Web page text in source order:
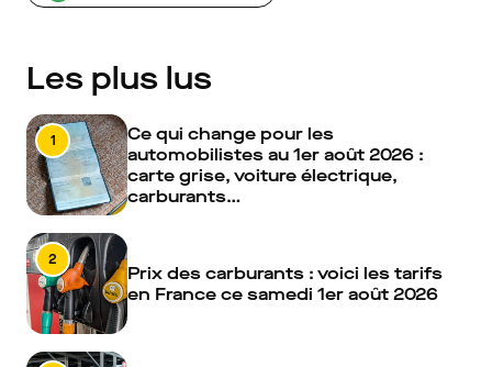
Les plus lus
1
Ce qui change pour les
automobilistes au 1er août 2026 :
carte grise, voiture électrique,
carburants…
2
Prix des carburants : voici les tarifs
en France ce samedi 1er août 2026